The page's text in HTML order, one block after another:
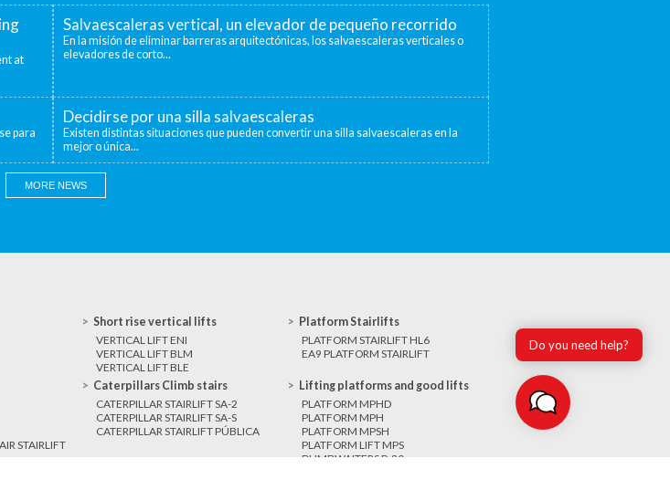
at
Salvaescaleras vertical, un elevador de pequeño recorrido
En la misión de eliminar barreras arquitectónicas, los salvaescaleras verticales o
elevadores de corto...
para
Decidirse por una silla salvaescaleras
Existen distintas situaciones que pueden convertir una silla salvaescaleras en la
mejor o única...
MORE NEWS
Short rise vertical lifts
VERTICAL LIFT ENI
VERTICAL LIFT BLM
VERTICAL LIFT BLE
Platform Stairlifts
PLATFORM STAIRLIFT HL6
EA9 PLATFORM STAIRLIFT
STAIRLIFT
Caterpillars Climb stairs
CATERPILLAR STAIRLIFT SA-2
CATERPILLAR STAIRLIFT SA-S
CATERPILLAR STAIRLIFT PÚBLICA
Lifting platforms and good lifts
PLATFORM MPHD
PLATFORM MPH
PLATFORM MPSH
PLATFORM LIFT MPS
DUMBWAITERS P-80
Do you need help?